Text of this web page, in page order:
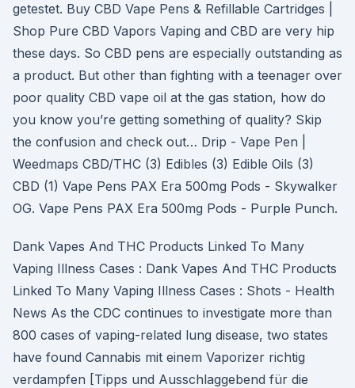
getestet. Buy CBD Vape Pens & Refillable Cartridges |
Shop Pure CBD Vapors Vaping and CBD are very hip
these days. So CBD pens are especially outstanding as
a product. But other than fighting with a teenager over
poor quality CBD vape oil at the gas station, how do
you know you’re getting something of quality? Skip
the confusion and check out… Drip - Vape Pen |
Weedmaps CBD/THC (3) Edibles (3) Edible Oils (3)
CBD (1) Vape Pens PAX Era 500mg Pods - Skywalker
OG. Vape Pens PAX Era 500mg Pods - Purple Punch.
Dank Vapes And THC Products Linked To Many
Vaping Illness Cases : Dank Vapes And THC Products
Linked To Many Vaping Illness Cases : Shots - Health
News As the CDC continues to investigate more than
800 cases of vaping-related lung disease, two states
have found Cannabis mit einem Vaporizer richtig
verdampfen [Tipps und Ausschlaggebend für die